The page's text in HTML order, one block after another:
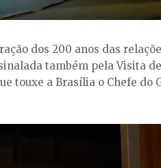
dos 200 anos das
também pela Visita
touxe a Brasília o Chefe do